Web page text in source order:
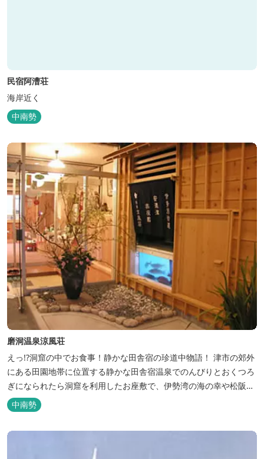
民宿阿漕荘
海岸近く
中南勢
磨洞温泉涼風荘
えっ!?洞窟の中でお食事！静かな田舎宿の珍道中物語！ 津市の郊外
にある田園地帯に位置する静かな田舎宿温泉でのんびりとおくつろ
ぎになられたら洞窟を利用したお座敷で、伊勢湾の海の幸や松阪肉
を山海賊焼きをお召し上がりいただけます。年中20度前後の天然空
調、お客様を不思議な空間にご案内！ ご宴会には、大広間で和食会
席、日帰り入浴＆お食事ＯＫ。 温泉は、津に来て津の湯をお楽しみ
中南勢